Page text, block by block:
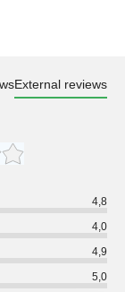
External reviews
4,8
4,0
4,9
5,0